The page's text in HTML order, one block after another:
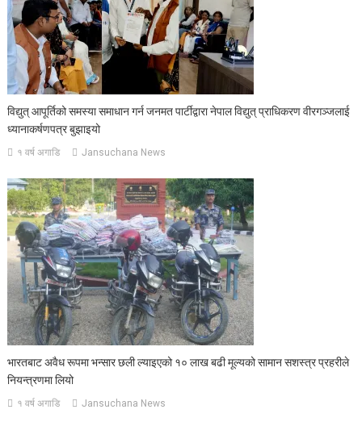
विद्युत् आपूर्तिको समस्या समाधान गर्न जनमत पार्टीद्वारा नेपाल विद्युत् प्राधिकरण वीरगञ्जलाई
ध्यानाकर्षणपत्र बुझाइयो
१ वर्ष अगाडि Jansuchana News
भारतबाट अवैध रूपमा भन्सार छली ल्याइएको १० लाख बढी मूल्यको सामान सशस्त्र प्रहरीले
नियन्त्रणमा लियो
१ वर्ष अगाडि Jansuchana News